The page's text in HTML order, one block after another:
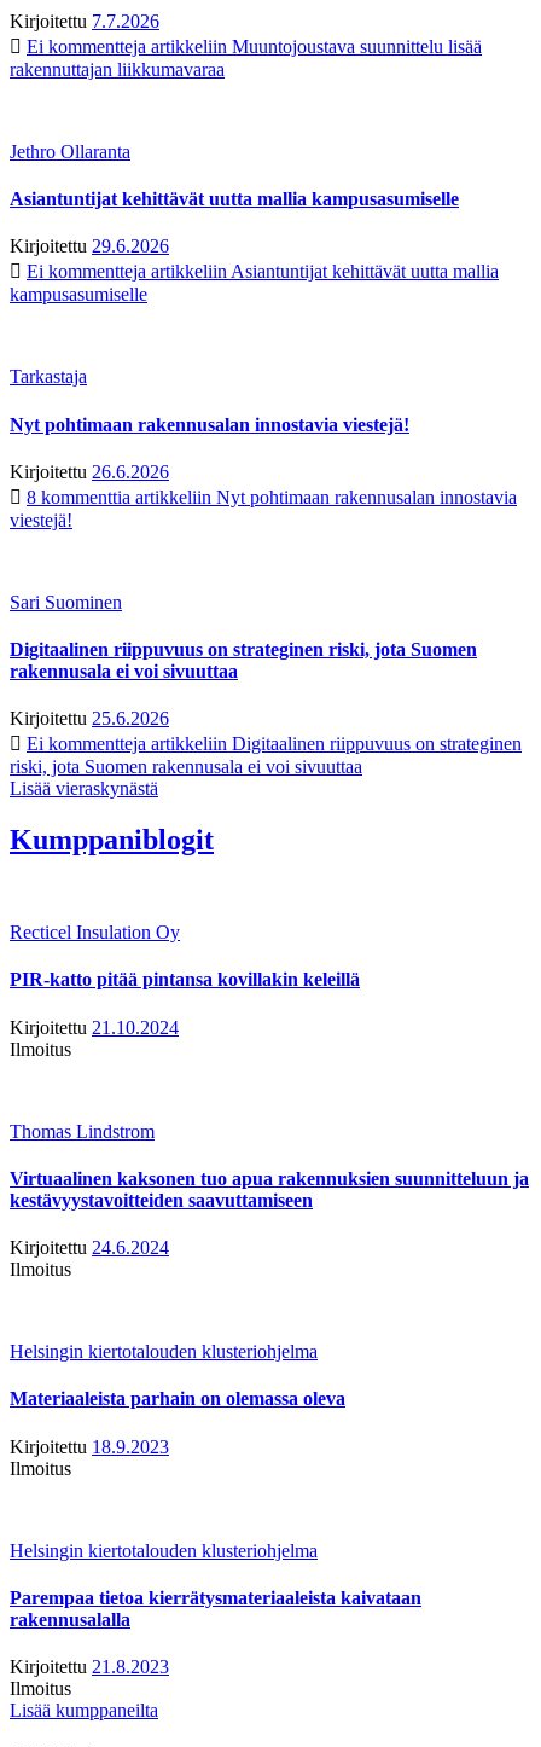
Kirjoitettu 7.7.2026
Ei kommentteja artikkeliin Muuntojoustava suunnittelu lisää
rakennuttajan liikkumavaraa
Jethro Ollaranta
Asiantuntijat kehittävät uutta mallia kampusasumiselle
Kirjoitettu 29.6.2026
Ei kommentteja artikkeliin Asiantuntijat kehittävät uutta mallia
kampusasumiselle
Tarkastaja
Nyt pohtimaan rakennusalan innostavia viestejä!
Kirjoitettu 26.6.2026
8 kommenttia artikkeliin Nyt pohtimaan rakennusalan innostavia
viestejä!
Sari Suominen
Digitaalinen riippuvuus on strateginen riski, jota Suomen
rakennusala ei voi sivuuttaa
Kirjoitettu 25.6.2026
Ei kommentteja artikkeliin Digitaalinen riippuvuus on strateginen
riski, jota Suomen rakennusala ei voi sivuuttaa
Lisää vieraskynästä
Kumppaniblogit
Recticel Insulation Oy
PIR-katto pitää pintansa kovillakin keleillä
Kirjoitettu 21.10.2024
Ilmoitus
Thomas Lindstrom
Virtuaalinen kaksonen tuo apua rakennuksien suunnitteluun ja
kestävyystavoitteiden saavuttamiseen
Kirjoitettu 24.6.2024
Ilmoitus
Helsingin kiertotalouden klusteriohjelma
Materiaaleista parhain on olemassa oleva
Kirjoitettu 18.9.2023
Ilmoitus
Helsingin kiertotalouden klusteriohjelma
Parempaa tietoa kierrätysmateriaaleista kaivataan
rakennusalalla
Kirjoitettu 21.8.2023
Ilmoitus
Lisää kumppaneilta